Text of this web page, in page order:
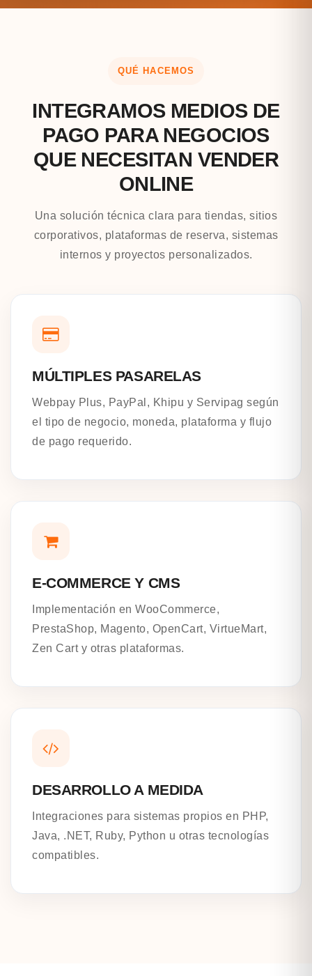
QUÉ HACEMOS
INTEGRAMOS MEDIOS DE
PAGO PARA NEGOCIOS
QUE NECESITAN VENDER
ONLINE
Una solución técnica clara para tiendas, sitios
corporativos, plataformas de reserva, sistemas
internos y proyectos personalizados.
MÚLTIPLES PASARELAS
Webpay Plus, PayPal, Khipu y Servipag según
el tipo de negocio, moneda, plataforma y flujo
de pago requerido.
E-COMMERCE Y CMS
Implementación en WooCommerce,
PrestaShop, Magento, OpenCart, VirtueMart,
Zen Cart y otras plataformas.
DESARROLLO A MEDIDA
Integraciones para sistemas propios en PHP,
Java, .NET, Ruby, Python u otras tecnologías
compatibles.